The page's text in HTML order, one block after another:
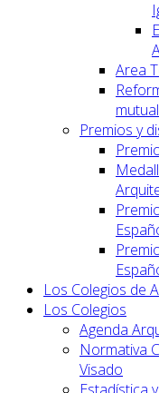
Area
Premios y
Los Colegios de
Los Colegios
Agenda
Normativa
Visado